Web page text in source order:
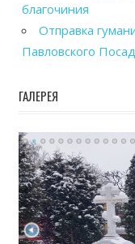
благочиния
Отправка
Павловского
ГАЛЕРЕЯ